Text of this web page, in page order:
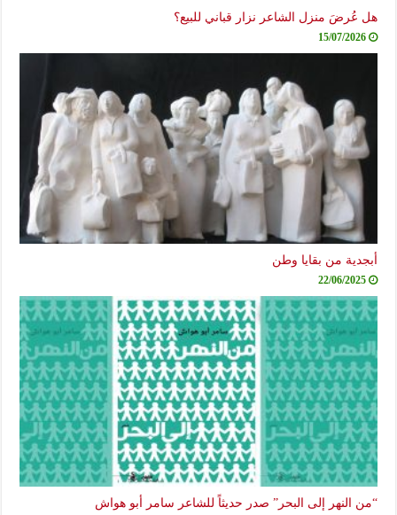
هل عُرضَ منزل الشاعر نزار قباني للبيع؟
15/07/2026
أبجدية من بقايا وطن
22/06/2025
“من النهر إلى البحر” صدر حديثاً للشاعر سامر أبو هواش